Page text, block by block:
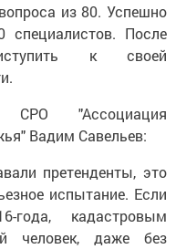
из 80. Успешно
специалистов. После
к своей
СРО "Ассоциация
Вадим Савельев:
претенденты, это
испытание. Если
года, кадастровым
человек, даже без